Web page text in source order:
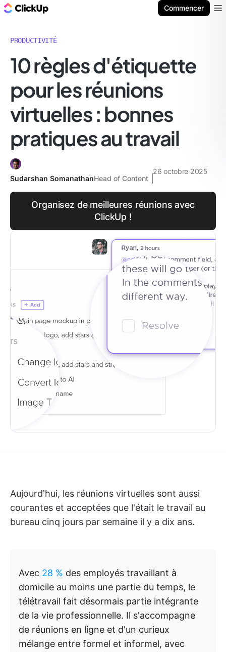
Commencer
PRODUCTIVITÉ
10 règles d'étiquette
pour les réunions
virtuelles : bonnes
pratiques au travail
Sudarshan SomanathanHead of Content
26 octobre 2025
Organisez de meilleures réunions avec
ClickUp !
Aujourd'hui, les réunions virtuelles sont aussi
courantes et acceptées que l'était le travail au
bureau cinq jours par semaine il y a dix ans.
Avec 28 % des employés travaillant à
domicile au moins une partie du temps, le
télétravail fait désormais partie intégrante
de la vie professionnelle. Il s'accompagne
de réunions en ligne et d'un curieux
mélange entre formel et informel, avec